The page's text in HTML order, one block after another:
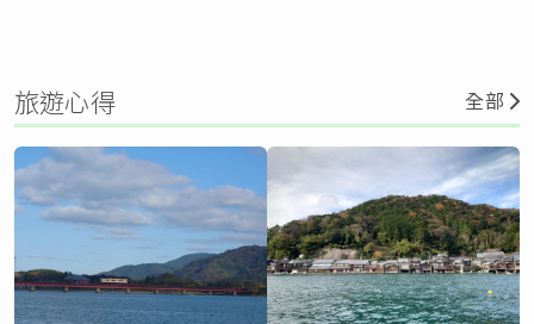
旅遊心得 全部